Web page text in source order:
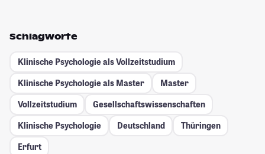
Schlagworte
Klinische Psychologie als Vollzeitstudium
Klinische Psychologie als Master
Master
Vollzeitstudium
Gesellschafts­wissenschaften
Klinische Psychologie
Deutschland
Thüringen
Erfurt